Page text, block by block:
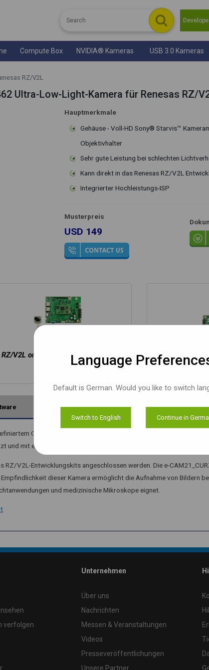
Compute Box NVIDIA® Kameras USB 3.0 Kameras
RZ/V2L
Ultra-Low-Light-Kamera für Renesas RZ/
Hauptmerkmale
Gehäuse - Voll-HD Sony® Starvis™
Objektivhalter
Sehr gute Leistung bei schlechten
Kann direkt in das Renesas RZ/V2L
Integrierter Hochleistungs-ISP
Musterpreis
USD 149
RZ/V2L on MistyWest Carrier Board RZ/G2L on
Dokumente Unterstützte Plattformen
Objektiv, das auf einem 1/2,8" Sony Starvis IMX462
und mit einem S-Mount-Objektivhalter (auch bekannt als M12-
RZ/V2L-Entwicklungskits angeschlossen werden. Die e-
dieser Kamera ermöglicht die Aufnahme von Bildern
und medizinische Mikroskope eignet.
verfolgen
Unternehmen
Über uns
Nachrichten
Messen & Veranstaltungen
Videos
Presseveröffentlichungen
Unsere Partner
Language
Default is German. Would you like to switch
Switch to English Continue in